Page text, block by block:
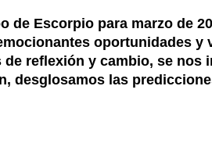
de Escorpio para marzo de
oportunidades
de reflexión y cambio, se nos
desglosamos las